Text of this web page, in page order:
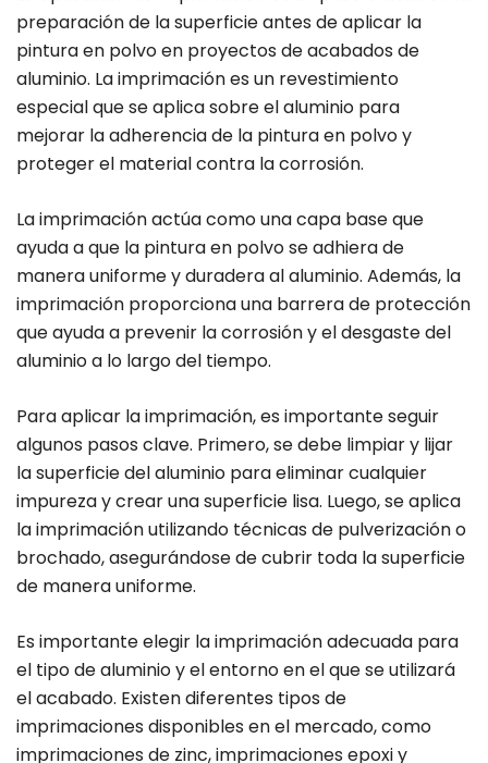
preparación de la superficie antes de aplicar la
pintura en polvo en proyectos de acabados de
aluminio. La imprimación es un revestimiento
especial que se aplica sobre el aluminio para
mejorar la adherencia de la pintura en polvo y
proteger el material contra la corrosión.
La imprimación actúa como una capa base que
ayuda a que la pintura en polvo se adhiera de
manera uniforme y duradera al aluminio. Además, la
imprimación proporciona una barrera de protección
que ayuda a prevenir la corrosión y el desgaste del
aluminio a lo largo del tiempo.
Para aplicar la imprimación, es importante seguir
algunos pasos clave. Primero, se debe limpiar y lijar
la superficie del aluminio para eliminar cualquier
impureza y crear una superficie lisa. Luego, se aplica
la imprimación utilizando técnicas de pulverización o
brochado, asegurándose de cubrir toda la superficie
de manera uniforme.
Es importante elegir la imprimación adecuada para
el tipo de aluminio y el entorno en el que se utilizará
el acabado. Existen diferentes tipos de
imprimaciones disponibles en el mercado, como
imprimaciones de zinc, imprimaciones epoxi y